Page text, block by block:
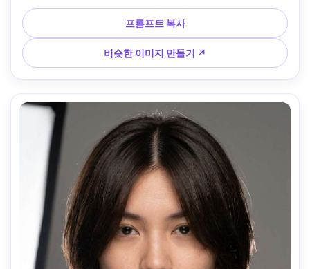
러운 충전재가 있는 따뜻한 백라이트, Nikon Z6 II, 85mm
f/1.8, 머리와 어깨, 바람이 불어오는 분위기, 사실적인 바람에
날아오는 가닥, 날카로운 초점, 영화 같은 색상 등급, 프레임에
자연스럽게 드레이핑된 의류 --ar 4:5
프롬프트 복사
비슷한 이미지 만들기 ↗